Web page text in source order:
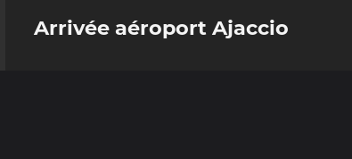
Arrivée aéroport Ajaccio